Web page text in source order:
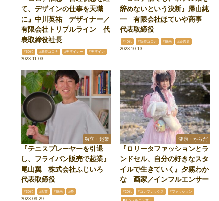
て、デザインの仕事を天職
に』中川英祐 デザイナー／
有限会社トリプルライン 代
表取締役社長
#50代 #新型コロナ #デザイナー #デザイン
2023.11.03
辞めないという決断』帰山純
一 有限会社ほていや商事
代表取締役
#40代 #新型コロナ #映画 #経営者
2023.10.13
独立・起業
『テニスプレーヤーを引退
し、フライパン販売で起業』
尾山翼 株式会社ふじいろ
代表取締役
#30代 #起業 #映画 #夢
2023.09.29
健康・からだ
『ロリータファッションとラ
ンドセル、自分の好きなスタ
イルで生きていく』夕霧わか
な 画家／インフルエンサー
#20代 #コンプレックス #ファッション
#インフルエンサー